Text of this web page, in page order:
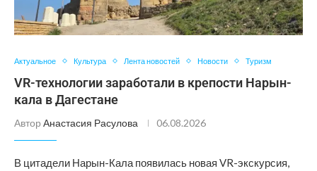
Актуальное Культура Лента новостей Новости Туризм
VR-технологии заработали в крепости Нарын-
кала в Дагестане
Автор Анастасия Расулова 06.08.2026
В цитадели Нарын-Кала появилась новая VR-экскурсия,